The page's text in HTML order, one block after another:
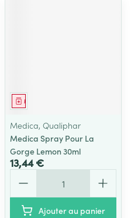
Médicament
Medica, Qualiphar
Medica Spray Pour La
Gorge Lemon 30ml
13,44 €
Ajouter au panier